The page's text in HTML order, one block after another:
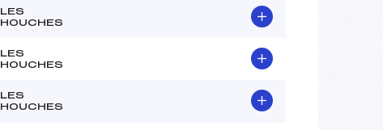
LES
HOUCHES
LES
HOUCHES
LES
HOUCHES